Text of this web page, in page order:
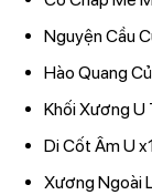
Nguyện Cầu
Hào Quang
Khối Xương U
Di Cốt Âm U
Xương Ngoài